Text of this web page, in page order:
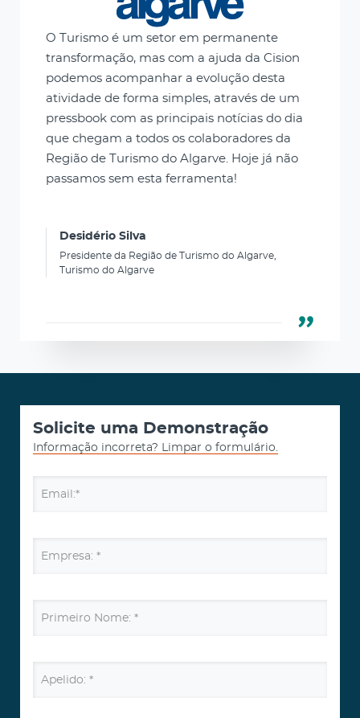
O Turismo é um setor em permanente
transformação, mas com a ajuda da Cision
podemos acompanhar a evolução desta
atividade de forma simples, através de um
pressbook com as principais notícias do dia
que chegam a todos os colaboradores da
Região de Turismo do Algarve. Hoje já não
passamos sem esta ferramenta!
Desidério Silva
Presidente da Região de Turismo do Algarve,
Turismo do Algarve
Solicite uma Demonstração
Informação incorreta? Limpar o formulário.
Email:*
Empresa: *
Primeiro Nome: *
Apelido: *